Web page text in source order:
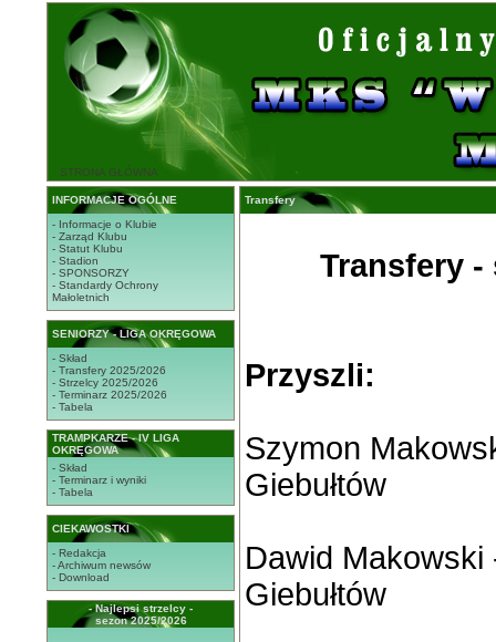
STRONA GŁÓWNA
INFORMACJE OGÓLNE
- Informacje o Klubie
- Zarząd Klubu
- Statut Klubu
- Stadion
- SPONSORZY
- Standardy Ochrony
Małoletnich
SENIORZY - LIGA OKRĘGOWA
- Skład
- Transfery 2025/2026
- Strzelcy 2025/2026
- Terminarz 2025/2026
- Tabela
TRAMPKARZE - IV LIGA
OKRĘGOWA
- Skład
- Terminarz i wyniki
- Tabela
CIEKAWOSTKI
- Redakcja
- Archiwum newsów
- Download
- Najlepsi strzelcy -
sezon 2025/2026
Transfery
Transfery -
Przyszli:
Szymon
Giebułtów
Dawid Makowski
Giebułtów